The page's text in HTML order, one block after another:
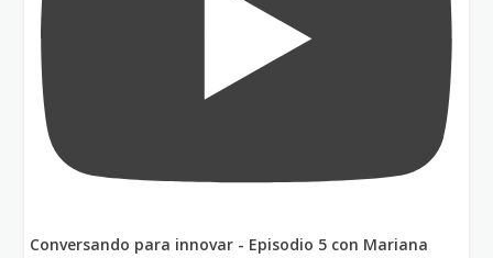
Conversando para innovar - Episodio 5 con Mariana